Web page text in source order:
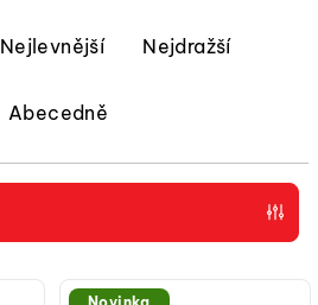
Nejlevnější Nejdražší
Abecedně